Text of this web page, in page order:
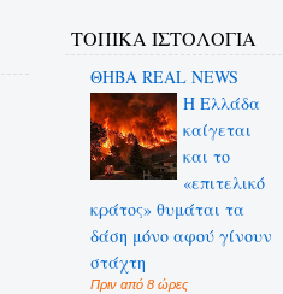
ΤΟΠΙΚΑ ΙΣΤΟΛΟΓΙΑ
ΘΗΒΑ REAL NEWS
Η Ελλάδα
καίγεται
και το
«επιτελικό
κράτος» θυμάται τα
δάση μόνο αφού γίνουν
στάχτη
Πριν από 8 ώρες